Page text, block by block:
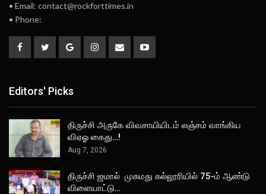
• Email: contact@rockforttimes.in
• Phone:
Editors' Picks
திருச்சி அருகே விவசாயியிடம் லஞ்சம் வாங்கிய
விஏஓ கைது…!
Aug 7, 2026
திருச்சி ஜமால் முகமது கல்லூரியில் 75-ம் ஆண்டு
விளையாட்டு…